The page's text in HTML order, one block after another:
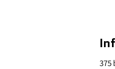
375